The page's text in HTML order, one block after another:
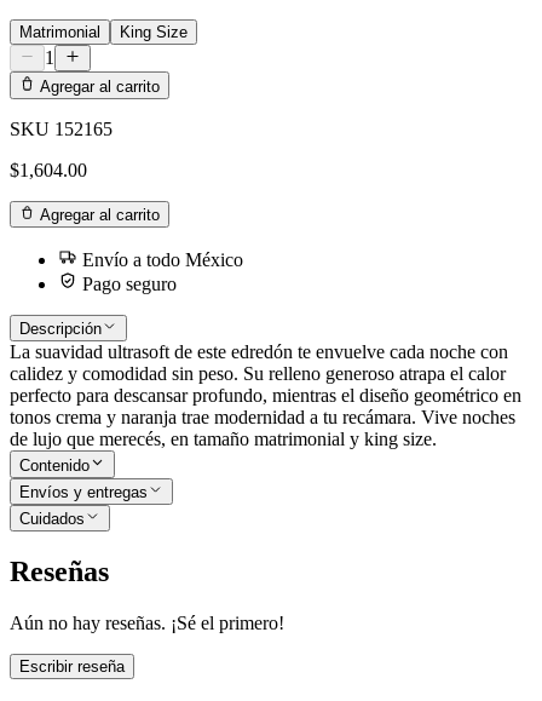
Matrimonial King Size
1
Agregar al carrito
SKU 152165
$1,604.00
Agregar al carrito
Envío a todo México
Pago seguro
Descripción
La suavidad ultrasoft de este edredón te envuelve cada noche con
calidez y comodidad sin peso. Su relleno generoso atrapa el calor
perfecto para descansar profundo, mientras el diseño geométrico en
tonos crema y naranja trae modernidad a tu recámara. Vive noches
de lujo que merecés, en tamaño matrimonial y king size.
Contenido
Envíos y entregas
Cuidados
Reseñas
Aún no hay reseñas. ¡Sé el primero!
Escribir reseña